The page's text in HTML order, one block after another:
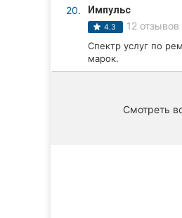
20. Импульс
4.3 12 отзывов
Спектр услуг по
марок.
Смотреть